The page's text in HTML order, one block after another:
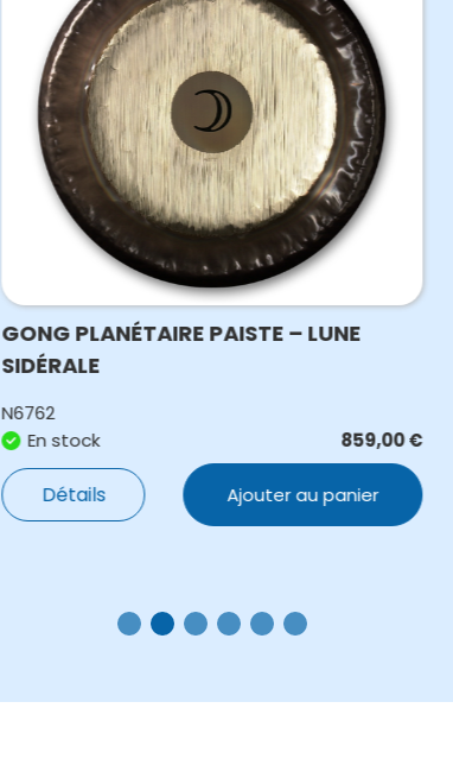
GONG PLANÉTAIRE PAISTE – LUNE
SIDÉRALE
N6762
En stock
859,00€
Détails Ajouter au panier